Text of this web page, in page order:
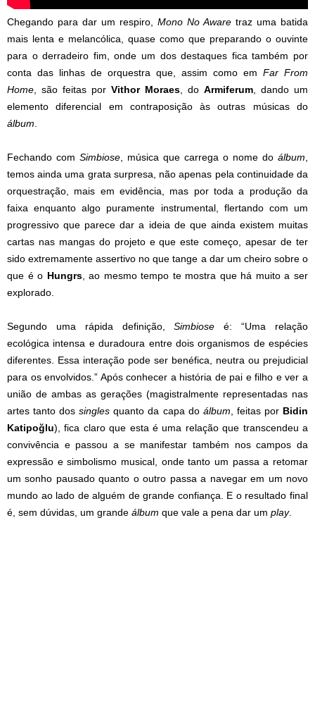
Chegando para dar um respiro, Mono No Aware traz uma batida
mais lenta e melancólica, quase como que preparando o ouvinte
para o derradeiro fim, onde um dos destaques fica também por
conta das linhas de orquestra que, assim como em Far From
Home, são feitas por Vithor Moraes, do Armiferum, dando um
elemento diferencial em contraposição às outras músicas do
álbum.
Fechando com Simbiose, música que carrega o nome do álbum,
temos ainda uma grata surpresa, não apenas pela continuidade da
orquestração, mais em evidência, mas por toda a produção da
faixa enquanto algo puramente instrumental, flertando com um
progressivo que parece dar a ideia de que ainda existem muitas
cartas nas mangas do projeto e que este começo, apesar de ter
sido extremamente assertivo no que tange a dar um cheiro sobre o
que é o Hungrs, ao mesmo tempo te mostra que há muito a ser
explorado.
Segundo uma rápida definição,Simbiose é: “Uma relação
ecológica intensa e duradoura entre dois organismos de espécies
diferentes. Essa interação pode ser benéfica, neutra ou prejudicial
para os envolvidos.” Após conhecer a história de pai e filho e ver a
união de ambas as gerações (magistralmente representadas nas
artes tanto dossingles quanto da capa do álbum, feitas por Bidin
Katipoğlu), fica claro que esta é uma relação que transcendeu a
convivência e passou a se manifestar também nos campos da
expressão e simbolismo musical, onde tanto um passa a retomar
um sonho pausado quanto o outro passa a navegar em um novo
mundo ao lado de alguém de grande confiança. E o resultado final
é, sem dúvidas, um grande álbum que vale a pena dar um play.